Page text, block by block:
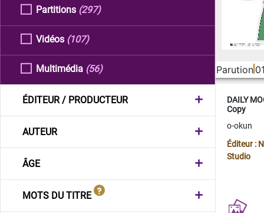
Partitions (297)
Vidéos (107)
Multimédia (56)
ÉDITEUR / PRODUCTEUR
AUTEUR
ÂGE
MOTS DU TITRE
Parution
DAILY
Copy
o-okun
Éditeur :
Studio